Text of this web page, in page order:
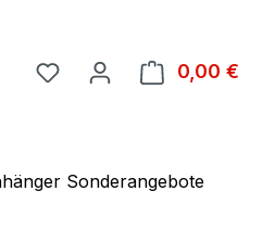
0,00 €
Sonderangebote